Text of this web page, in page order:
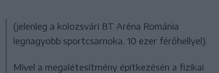
(jelenleg a kolozsvári BT Aréna Románia
legnagyobb sportcsarnoka, 10 ezer férőhellyel).
Mivel a megalétesítmény építkezésén a fizikai